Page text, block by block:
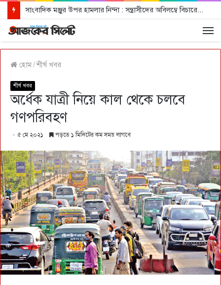
সাংবাদিক মঞ্জুর উপর হামলার নিন্দা : সন্ত্রাসীদের অবিলম্বে বিচারের আওতায় আনার দাবী
হোম/শীর্ষ খবর
শীর্ষ খবর
অর্ধেক যাত্রী নিয়ে কাল থেকে চলবে
গণপরিবহণ
৫ মে ২০২১ পড়তে ১ মিনিটের কম সময় লাগবে